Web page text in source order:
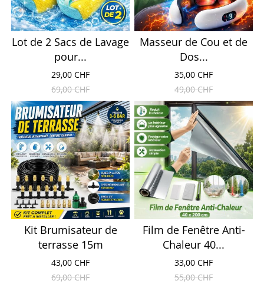
Lot de 2 Sacs de Lavage
pour...
29,00 CHF
69,00 CHF
Masseur de Cou et de
Dos...
35,00 CHF
49,00 CHF
Kit Brumisateur de
terrasse 15m
43,00 CHF
69,00 CHF
Film de Fenêtre Anti-
Chaleur 40...
33,00 CHF
55,00 CHF